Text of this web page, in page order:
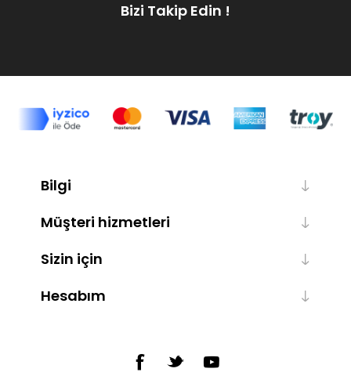
Bizi Takip Edin !
Bilgi
Müşteri hizmetleri
Sizin için
Hesabım